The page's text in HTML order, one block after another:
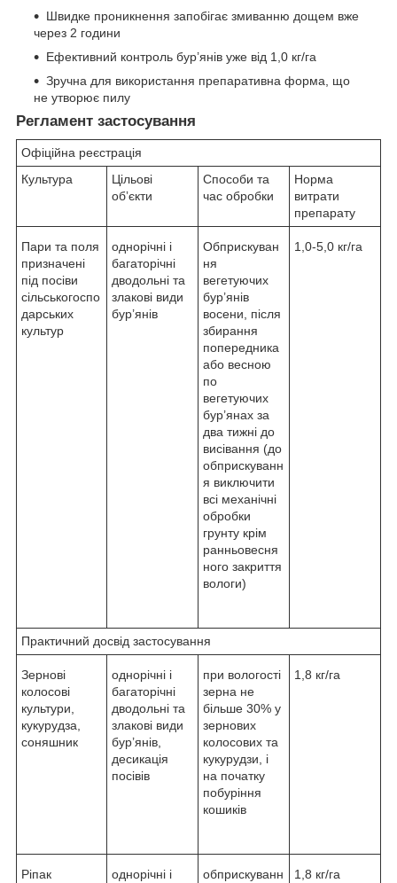
Швидке проникнення запобігає змиванню дощем вже
через 2 години
Ефективний контроль бур’янів уже від 1,0 кг/га
Зручна для використання препаративна форма, що
не утворює пилу
Регламент застосування
Офіційна реєстрація
Культура
Цільові
обʼєкти
Способи та
час обробки
Норма
витрати
препарату
Пари та поля
призначені
під посіви
сільськогоспо
дарських
культур
однорічні і
багаторічні
дводольні та
злакові види
бур’янів
Обприскуван
ня
вегетуючих
бур’янів
восени, після
збирання
попередника
або весною
по
вегетуючих
бур’янах за
два тижні до
висівання (до
обприскуванн
я виключити
всі механічні
обробки
грунту крім
ранньовесня
ного закриття
вологи)
1,0-5,0 кг/га
Практичний досвід застосування
Зернові
колосові
культури,
кукурудза,
соняшник
однорічні і
багаторічні
дводольні та
злакові види
бур’янів,
десикація
посівів
при вологості
зерна не
більше 30% у
зернових
колосових та
кукурудзи, і
на початку
побуріння
кошиків
1,8 кг/га
Ріпак
однорічні і
обприскуванн
1,8 кг/га